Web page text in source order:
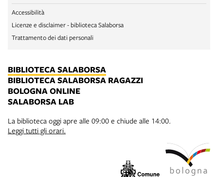
Accessibilità
Licenze e disclaimer - biblioteca Salaborsa
Trattamento dei dati personali
BIBLIOTECA SALABORSA
BIBLIOTECA SALABORSA RAGAZZI
BOLOGNA ONLINE
SALABORSA LAB
La biblioteca oggi apre alle 09:00 e chiude alle 14:00.
Leggi tutti gli orari.